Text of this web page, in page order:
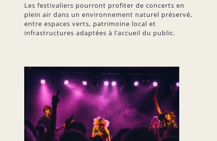
Les festivaliers pourront profiter de concerts en
plein air dans un environnement naturel préservé,
entre espaces verts, patrimoine local et
infrastructures adaptées à l’accueil du public.